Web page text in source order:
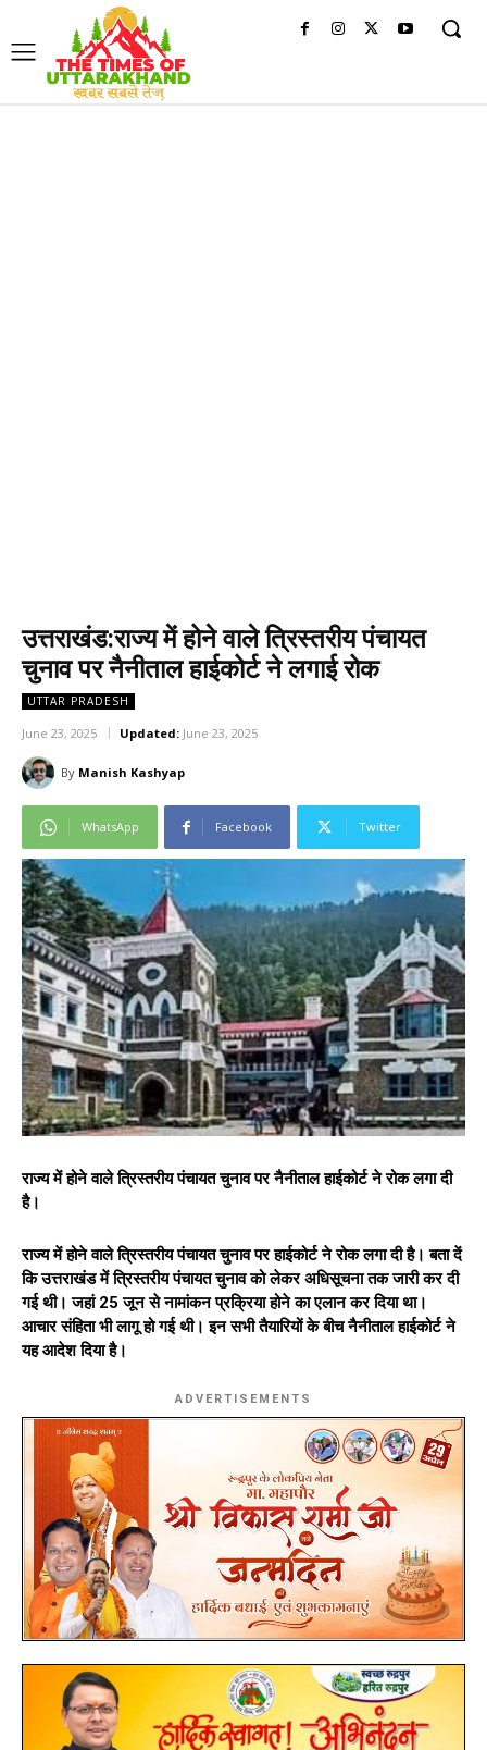
उत्तराखंड:राज्य में होने वाले त्रिस्तरीय पंचायत
चुनाव पर नैनीताल हाईकोर्ट ने लगाई रोक
UTTAR PRADESH
June 23, 2025 Updated: June 23, 2025
By Manish Kashyap
WhatsApp Facebook Twitter
राज्य में होने वाले त्रिस्तरीय पंचायत चुनाव पर नैनीताल हाईकोर्ट ने रोक लगा दी
है।
राज्य में होने वाले त्रिस्तरीय पंचायत चुनाव पर हाईकोर्ट ने रोक लगा दी है। बता दें
कि उत्तराखंड में त्रिस्तरीय पंचायत चुनाव को लेकर अधिसूचना तक जारी कर दी
गई थी। जहां 25 जून से नामांकन प्रक्रिया होने का एलान कर दिया था।
आचार संहिता भी लागू हो गई थी। इन सभी तैयारियों के बीच नैनीताल हाईकोर्ट ने
यह आदेश दिया है।
ADVERTISEMENTS